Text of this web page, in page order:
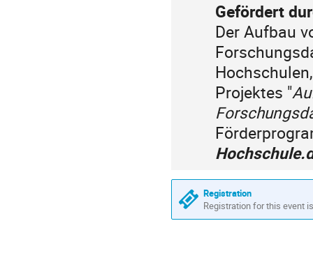
Gefördert
Der Aufbau
Projektes "
Registration
Registration for this event